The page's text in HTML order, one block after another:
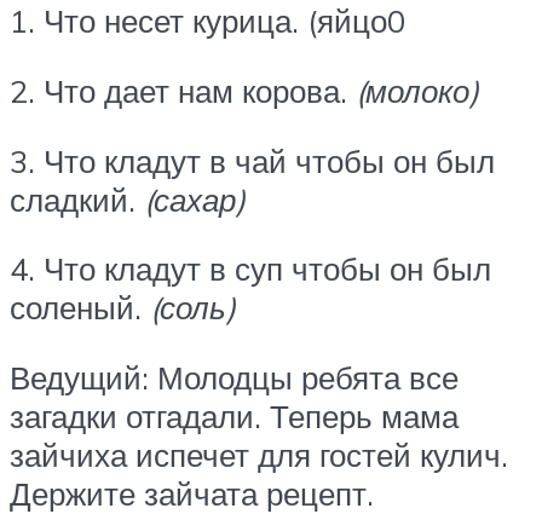
1. Что несет курица. (яйцо0
2. Что дает нам корова. (молоко)
3. Что кладут в чай чтобы он был
сладкий. (сахар)
4. Что кладут в суп чтобы он был
соленый. (соль)
Ведущий: Молодцы ребята все
загадки отгадали. Теперь мама
зайчиха испечет для гостей кулич.
Держите зайчата рецепт.